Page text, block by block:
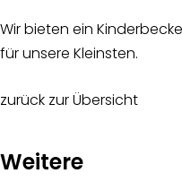
Wir bieten ein
für unsere Kleinsten.
zurück zur Übersicht
Weitere: